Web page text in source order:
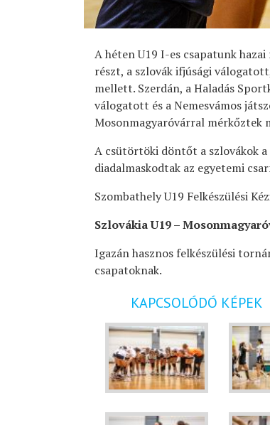
A héten U19 I-es csapatunk
részt, a szlovák ifjúsági
mellett. Szerdán, a Haladás
válogatott és a Nemesvámos
Mosonmagyaróvárral mérkőztek
A csütörtöki döntőt a szlovákok
diadalmaskodtak az egyetemi
Szombathely U19 Felkészülési
Szlovákia U19 –
Igazán hasznos felkészülési
csapatoknak.
KAPCSOLÓDÓ KÉPEK